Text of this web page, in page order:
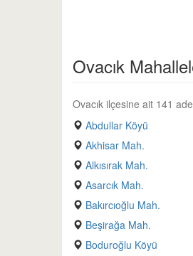
Ovacık
Ovacık ilçesine ait 141
Abdullar Köyü
Akhisar Mah.
Alkısırak Mah.
Asarcık Mah.
Bakırcıoğlu Mah.
Beşirağa Mah.
Boduroğlu Köyü